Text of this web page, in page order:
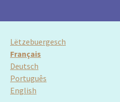
Lëtzebuergesch
Français
Deutsch
Português
English